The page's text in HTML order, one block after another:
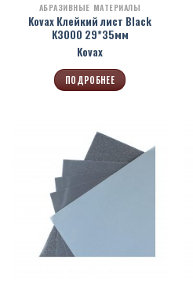
АБРАЗИВНЫЕ МАТЕРИАЛЫ
Kovax Клейкий лист Black
K3000 29*35мм
Kovax
ПОДРОБНЕЕ